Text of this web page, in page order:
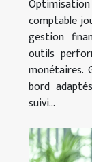
comptable
gestion
outils
monétaires.
bord
suivi...